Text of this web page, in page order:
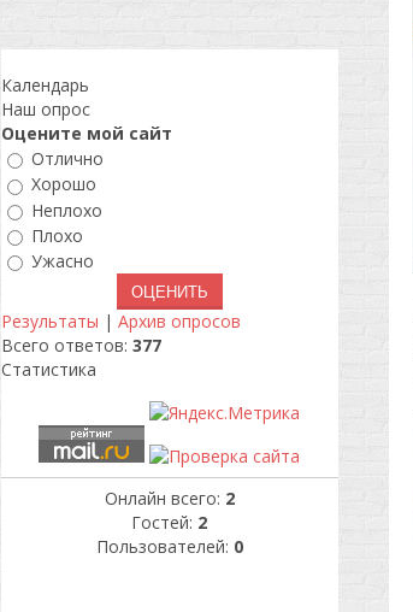
Календарь
Наш опрос
Оцените мой сайт
Отлично
Хорошо
Неплохо
Плохо
Ужасно
Результаты | Архив опросов
Всего ответов: 377
Статистика
Онлайн всего: 2
Гостей: 2
Пользователей: 0